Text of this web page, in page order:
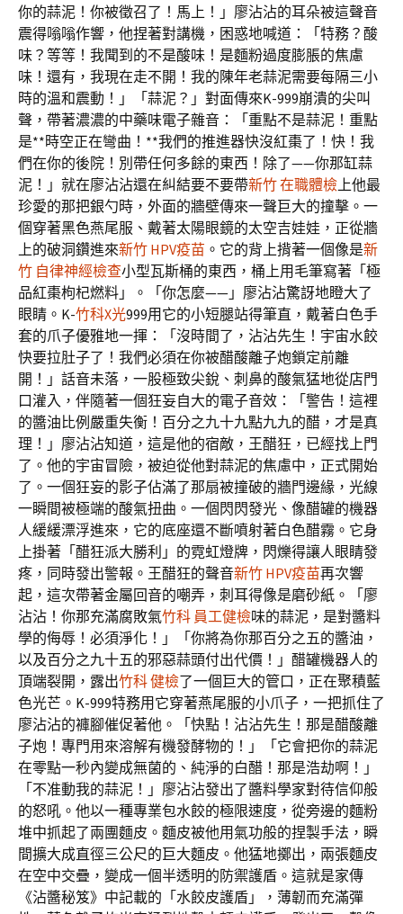
你的蒜泥！你被徵召了！馬上！」廖沾沾的耳朵被這聲音
震得嗡嗡作響，他捏著對講機，困惑地喊道：「特務？酸
味？等等！我聞到的不是酸味！是麵粉過度膨脹的焦慮
味！還有，我現在走不開！我的陳年老蒜泥需要每隔三小
時的溫和震動！」「蒜泥？」對面傳來K-999崩潰的尖叫
聲，帶著濃濃的中藥味電子雜音：「重點不是蒜泥！重點
是**時空正在彎曲！**我們的推進器快沒紅棗了！快！我
們在你的後院！別帶任何多餘的東西！除了——你那缸蒜
泥！」就在廖沾沾還在糾結要不要帶新竹 在職體檢上他最
珍愛的那把銀勺時，外面的牆壁傳來一聲巨大的撞擊。一
個穿著黑色燕尾服、戴著太陽眼鏡的太空吉娃娃，正從牆
上的破洞鑽進來新竹 HPV疫苗 。它的背上揹著一個像是新
竹 自律神經檢查小型瓦斯桶的東西，桶上用毛筆寫著「極
品紅棗枸杞燃料」。「你怎麼——」廖沾沾驚訝地瞪大了
眼睛。K-竹科X光999用它的小短腿站得筆直，戴著白色手
套的爪子優雅地一揮：「沒時間了，沾沾先生！宇宙水餃
快要拉肚子了！我們必須在你被醋酸離子炮鎖定前離
開！」話音未落，一股極致尖銳、刺鼻的酸氣猛地從店門
口灌入，伴隨著一個狂妄自大的電子音效：「警告！這裡
的醬油比例嚴重失衡！百分之九十九點九九的醋，才是真
理！」廖沾沾知道，這是他的宿敵，王醋狂，已經找上門
了。他的宇宙冒險，被迫從他對蒜泥的焦慮中，正式開始
了。一個狂妄的影子佔滿了那扇被撞破的牆門邊緣，光線
一瞬間被極端的酸氣扭曲。一個閃閃發光、像醋罐的機器
人緩緩漂浮進來，它的底座還不斷噴射著白色醋霧。它身
上掛著「醋狂派大勝利」的霓虹燈牌，閃爍得讓人眼睛發
疼，同時發出警報。王醋狂的聲音新竹 HPV疫苗再次響
起，這次帶著金屬回音的嘲弄，刺耳得像是磨砂紙。「廖
沾沾！你那充滿腐敗氣竹科 員工健檢味的蒜泥，是對醬料
學的侮辱！必須淨化！」「你將為你那百分之五的醬油，
以及百分之九十五的邪惡蒜頭付出代價！」醋罐機器人的
頂端裂開，露出竹科 健檢了一個巨大的管口，正在聚積藍
色光芒。K-999特務用它穿著燕尾服的小爪子，一把抓住了
廖沾沾的褲腳催促著他。「快點！沾沾先生！那是醋酸離
子炮！專門用來溶解有機發酵物的！」「它會把你的蒜泥
在零點一秒內變成無菌的、純淨的白醋！那是浩劫啊！」
「不准動我的蒜泥！」廖沾沾發出了醬料學家對待信仰般
的怒吼。他以一種專業包水餃的極限速度，從旁邊的麵粉
堆中抓起了兩團麵皮。麵皮被他用氣功般的捏製手法，瞬
間擴大成直徑三公尺的巨大麵皮。他猛地擲出，兩張麵皮
在空中交疊，變成一個半透明的防禦護盾。這就是家傳
《沾醬秘笈》中記載的「水餃皮護盾」，薄韌而充滿彈